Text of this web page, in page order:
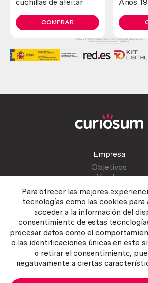
Para ofrecer las mejores
tecnologías como las cookies para
acceder a la información del
consentimiento de estas
procesar datos como el
o las identificaciones únicas en este
o retirar el consentimiento,
negativamente a ciertas
cuchillas de afeitar
COMPRAR
Años
Empresa
Objetivos
Vender
Atención al cliente
Contactar
Manual del vendedor